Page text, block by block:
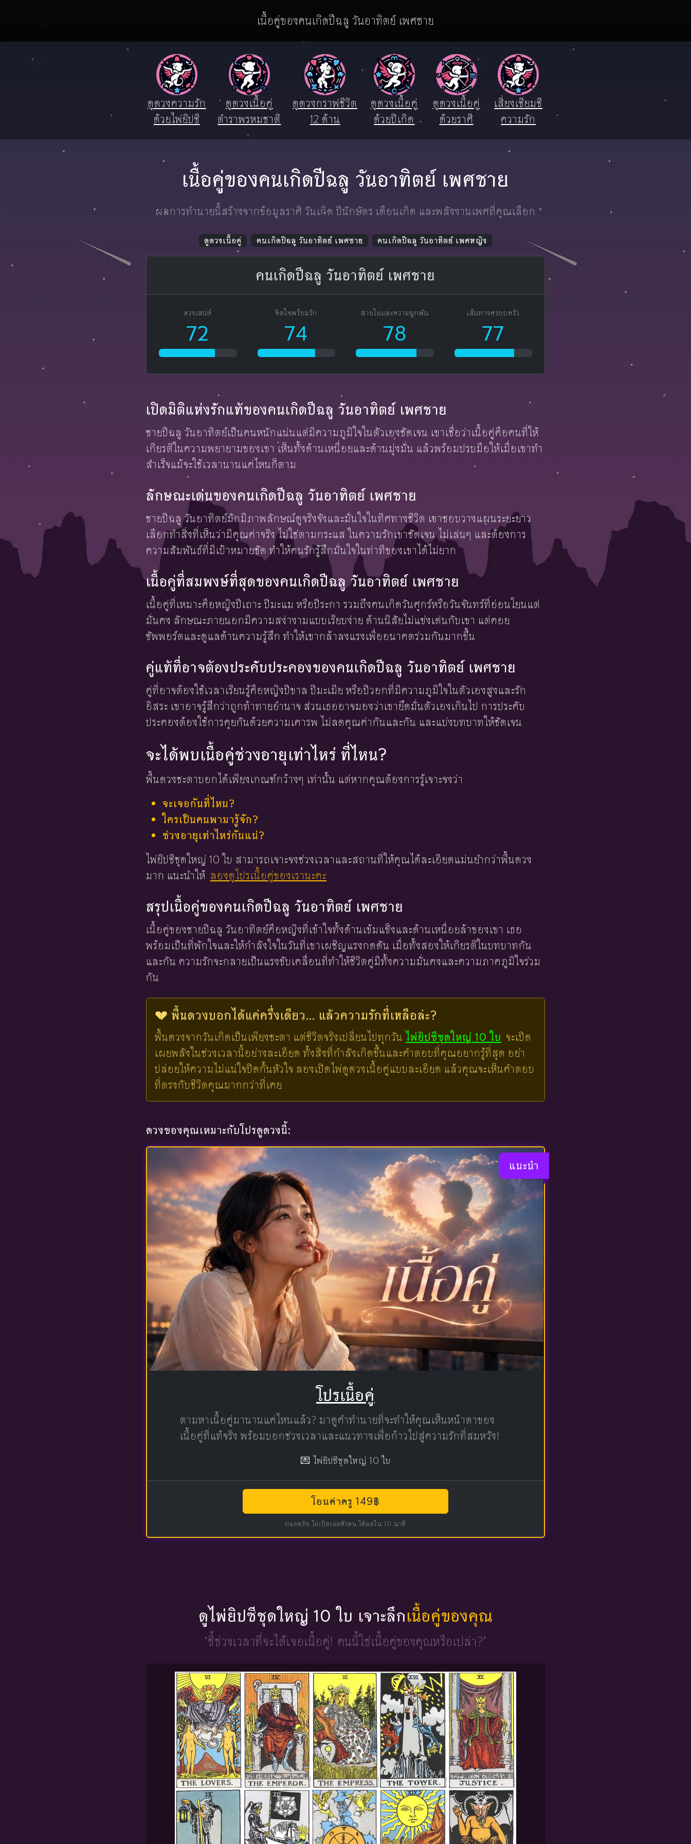
เนื้อคู่ของคนเกิดปีฉลู วันอาทิตย์ เพศชาย
ดูดวงความรัก
ด้วยไพ่ยิปซี
ดูดวงเนื้อคู่
ตำราพรหมชาติ
ดูดวงกราฟชีวิต
12 ด้าน
ดูดวงเนื้อคู่
ด้วยปีเกิด
ดูดวงเนื้อคู่
ด้วยราศี
เสี่ยงเซียมซี
ความรัก
เนื้อคู่ของคนเกิดปีฉลู วันอาทิตย์ เพศชาย
ผลการทำนายนี้สร้างจากข้อมูลราศี วันเกิด ปีนักษัตร เดือนเกิด และพลังงานเพศที่คุณเลือก
ดูดวงเนื้อคู่ คนเกิดปีฉลู วันอาทิตย์ เพศชาย คนเกิดปีฉลู วันอาทิตย์ เพศหญิง
คนเกิดปีฉลู วันอาทิตย์ เพศชาย
ดวงเสน่ห์
72
จิตใจพร้อมรัก
74
สายใยและความผูกพัน
78
เส้นทางครอบครัว
77
เปิดมิติแห่งรักแท้ของคนเกิดปีฉลู วันอาทิตย์ เพศชาย
ชายปีฉลู วันอาทิตย์เป็นคนหนักแน่นแต่มีความภูมิใจในตัวเองชัดเจน เขาเชื่อว่าเนื้อคู่คือคนที่ให้
เกียรติในความพยายามของเขา เห็นทั้งด้านเหนื่อยและด้านมุ่งมั่น แล้วพร้อมปรบมือให้เมื่อเขาทำ
สำเร็จแม้จะใช้เวลานานแค่ไหนก็ตาม
ลักษณะเด่นของคนเกิดปีฉลู วันอาทิตย์ เพศชาย
ชายปีฉลู วันอาทิตย์มักมีภาพลักษณ์ดูจริงจังและมั่นใจในทิศทางชีวิต เขาชอบวางแผนระยะยาว
เลือกทำสิ่งที่เห็นว่ามีคุณค่าจริง ไม่ใช่ตามกระแส ในความรักเขาชัดเจน ไม่เล่นๆ และต้องการ
ความสัมพันธ์ที่มีเป้าหมายชัด ทำให้คนรักรู้สึกมั่นใจในท่าทีของเขาได้ไม่ยาก
เนื้อคู่ที่สมพงษ์ที่สุดของคนเกิดปีฉลู วันอาทิตย์ เพศชาย
เนื้อคู่ที่เหมาะคือหญิงปีเถาะ ปีมะแม หรือปีระกา รวมถึงคนเกิดวันศุกร์หรือวันจันทร์ที่อ่อนโยนแต่
มั่นคง ลักษณะภายนอกมีความสง่างามแบบเรียบง่าย ด้านนิสัยไม่แข่งเด่นกับเขา แต่คอย
ซัพพอร์ตและดูแลด้านความรู้สึก ทำให้เขากล้าลงแรงเพื่ออนาคตร่วมกันมากขึ้น
คู่แท้ที่อาจต้องประคับประคองของคนเกิดปีฉลู วันอาทิตย์ เพศชาย
คู่ที่อาจต้องใช้เวลาเรียนรู้คือหญิงปีขาล ปีมะเมีย หรือปีวอกที่มีความภูมิใจในตัวเองสูงและรัก
อิสระ เขาอาจรู้สึกว่าถูกท้าทายอำนาจ ส่วนเธออาจมองว่าเขายึดมั่นตัวเองเกินไป การประคับ
ประคองต้องใช้การคุยกันด้วยความเคารพ ไม่ลดคุณค่ากันและกัน และแบ่งบทบาทให้ชัดเจน
จะได้พบเนื้อคู่ช่วงอายุเท่าไหร่ ที่ไหน?
พื้นดวงชะตาบอกได้เพียงเกณฑ์กว้างๆ เท่านั้น แต่หากคุณต้องการรู้เจาะจงว่า
จะเจอกันที่ไหน?
ใครเป็นคนพามารู้จัก?
ช่วงอายุเท่าไหร่กันแน่?
ไพ่ยิปซีชุดใหญ่ 10 ใบ สามารถเจาะจงช่วงเวลาและสถานที่ให้คุณได้ละเอียดแม่นยำกว่าพื้นดวง
มาก แนะนำให้ ลองดูโปรเนื้อคู่ของเรานะคะ
สรุปเนื้อคู่ของคนเกิดปีฉลู วันอาทิตย์ เพศชาย
เนื้อคู่ของชายปีฉลู วันอาทิตย์คือหญิงที่เข้าใจทั้งด้านเข้มแข็งและด้านเหนื่อยล้าของเขา เธอ
พร้อมเป็นที่พักใจและให้กำลังใจในวันที่เขาเผชิญแรงกดดัน เมื่อทั้งสองให้เกียรติในบทบาทกัน
และกัน ความรักจะกลายเป็นแรงขับเคลื่อนที่ทำให้ชีวิตคู่มีทั้งความมั่นคงและความภาคภูมิใจร่วม
กัน
💔 พื้นดวงบอกได้แค่ครึ่งเดียว... แล้วความรักที่เหลือล่ะ?
พื้นดวงจากวันเกิดเป็นเพียงชะตา แต่ชีวิตจริงเปลี่ยนไปทุกวัน ไพ่ยิปซีชุดใหญ่ 10 ใบ จะเปิด
เผยพลังในช่วงเวลานี้อย่างละเอียด ทั้งสิ่งที่กำลังเกิดขึ้นและคำตอบที่คุณอยากรู้ที่สุด อย่า
ปล่อยให้ความไม่แน่ใจปิดกั้นหัวใจ ลองเปิดไพ่ดูดวงเนื้อคู่แบบละเอียด แล้วคุณจะเห็นคำตอบ
ที่ตรงกับชีวิตคุณมากกว่าที่เคย
ดวงของคุณเหมาะกับโปรดูดวงนี้:
แนะนำ
โปรเนื้อคู่
ตามหาเนื้อคู่มานานแค่ไหนแล้ว? มาดูคำทำนายที่จะทำให้คุณเห็นหน้าตาของ
เนื้อคู่ที่แท้จริง พร้อมบอกช่วงเวลาและแนวทางเพื่อก้าวไปสู่ความรักที่สมหวัง!
💌 ไพ่ยิปซีชุดใหญ่ 10 ใบ
โอนค่าครู 149฿
ปลอดภัย ไม่เปิดเผยตัวตน ได้ผลใน 10 นาที
ดูไพ่ยิปซีชุดใหญ่ 10 ใบ เจาะลึกเนื้อคู่ของคุณ
"ชี้ช่วงเวลาที่จะได้เจอเนื้อคู่! คนนี้ใช่เนื้อคู่ของคุณหรือเปล่า?"